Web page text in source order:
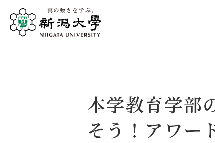
本学教育学部
そう！アワー